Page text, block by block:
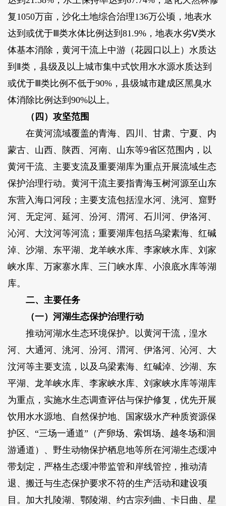
复1050万亩，沙化土地综合治理136万公顷，地表水
达到或优于Ⅲ类水体比例达到81.9%，地表水劣Ⅴ类水
体基本消除，黄河干流上中游（花园口以上）水质达
到Ⅱ类，县级及以上城市集中式饮用水水源水质达到
或优于Ⅲ类比例不低于90%，县级城市建成区黑臭水
体消除比例达到90%以上。
（四）攻坚范围
在黄河流域覆盖的青海、四川、甘肃、宁夏、内
蒙古、山西、陕西、河南、山东等9省区范围内，以
黄河干流、主要支流及重要湖库为重点开展流域生态
保护治理行动。黄河干流主要指青海玉树河源至山东
东营入海口河段；主要支流包括湟水河、洮河、窟野
河、无定河、延河、汾河、渭河、石川河、伊洛河、
沁河、大汶河等河流；重要湖库包括乌梁素海、红碱
淖、沙湖、东平湖、龙羊峡水库、李家峡水库、刘家
峡水库、万家寨水库、三门峡水库、小浪底水库等湖
库。
二、主要任务
（一）河湖生态保护治理行动
推动河湖水生态环境保护。以黄河干流，湟水
河、大通河、洮河、汾河、渭河、伊洛河、沁河、大
汶河等主要支流，以及乌梁素海、红碱淖、沙湖、东
平湖、龙羊峡水库、李家峡水库、刘家峡水库等湖库
为重点，实施水生态调查评估与保护修复，优先开展
饮用水水源地、自然保护地、国家级水产种质资源保
护区、“三场一通道”（产卵场、索饵场、越冬场和洄
游通道）、野生动物保护栖息地等所在河湖生态缓冲
带划定，严格生态缓冲带监管和岸线管控，推动清
退、搬迁与生态保护要求不符的生产活动和建设项
目。加大扎陵湖、鄂陵湖、约古宗列曲、卡日曲、星